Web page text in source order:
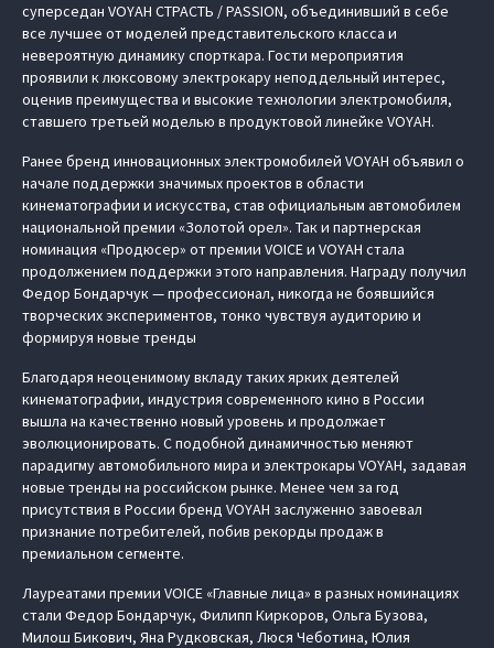
суперседан VOYAH СТРАСТЬ / PASSION, объединивший в себе
все лучшее от моделей представительского класса и
невероятную динамику спорткара. Гости мероприятия
проявили к люксовому электрокару неподдельный интерес,
оценив преимущества и высокие технологии электромобиля,
ставшего третьей моделью в продуктовой линейке VOYAH.
Ранее бренд инновационных электромобилей VOYAH объявил о
начале поддержки значимых проектов в области
кинематографии и искусства, став официальным автомобилем
национальной премии «Золотой орел». Так и партнерская
номинация «Продюсер» от премии VOICE и VOYAH стала
продолжением поддержки этого направления. Награду получил
Федор Бондарчук — профессионал, никогда не боявшийся
творческих экспериментов, тонко чувствуя аудиторию и
формируя новые тренды
Благодаря неоценимому вкладу таких ярких деятелей
кинематографии, индустрия современного кино в России
вышла на качественно новый уровень и продолжает
эволюционировать. С подобной динамичностью меняют
парадигму автомобильного мира и электрокары VOYAH, задавая
новые тренды на российском рынке. Менее чем за год
присутствия в России бренд VOYAH заслуженно завоевал
признание потребителей, побив рекорды продаж в
премиальном сегменте.
Лауреатами премии VOICE «Главные лица» в разных номинациях
стали Федор Бондарчук, Филипп Киркоров, Ольга Бузова,
Милош Бикович, Яна Рудковская, Люся Чеботина, Юлия